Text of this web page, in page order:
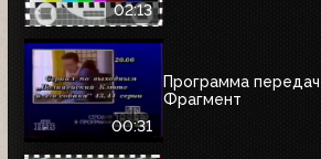
02:13
00:31
Программа
Фрагмент